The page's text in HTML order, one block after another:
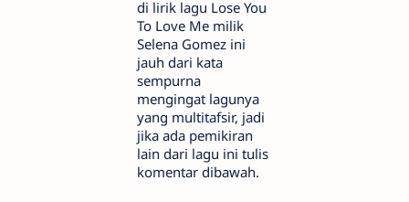
di lirik lagu Lose You
To Love Me milik
Selena Gomez ini
jauh dari kata
sempurna
mengingat lagunya
yang multitafsir, jadi
jika ada pemikiran
lain dari lagu ini tulis
komentar dibawah.